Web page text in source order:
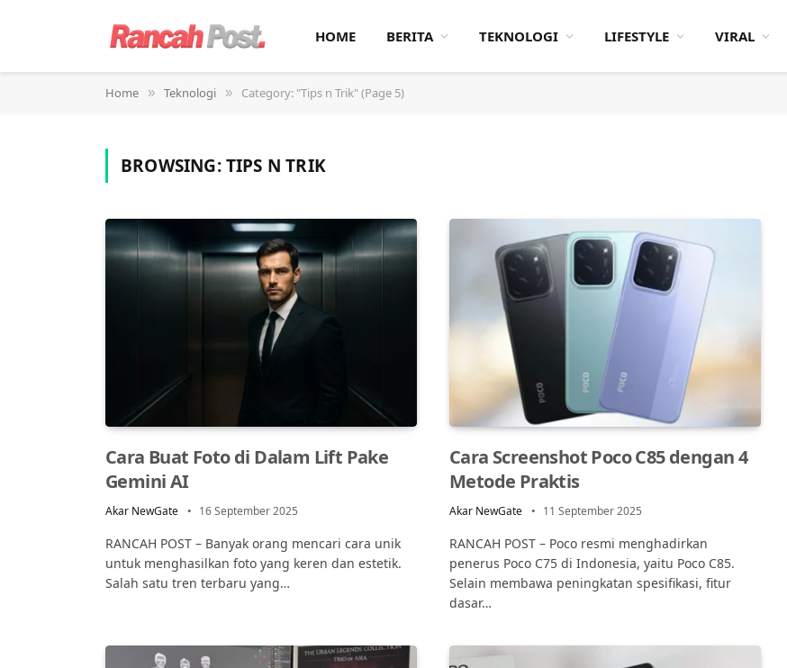
HOME BERITA TEKNOLOGI LIFESTYLE VIRAL
Home » Teknologi » Category: "Tips n Trik" (Page 5)
BROWSING:TIPS N TRIK
Cara Buat Foto di Dalam Lift Pake
Gemini AI
Akar NewGate 16 September 2025
RANCAH POST – Banyak orang mencari cara unik
untuk menghasilkan foto yang keren dan estetik.
Salah satu tren terbaru yang…
Cara Screenshot Poco C85 dengan 4
Metode Praktis
Akar NewGate 11 September 2025
RANCAH POST – Poco resmi menghadirkan
penerus Poco C75 di Indonesia, yaitu Poco C85.
Selain membawa peningkatan spesifikasi, fitur
dasar…